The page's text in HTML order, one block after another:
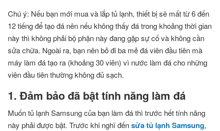
Chú ý: Nếu bạn mới mua và lắp tủ lạnh, thiết bị sẽ mất từ 6 đến
12 tiếng để tạo đá nên nếu không thấy đá trong khoảng thời gian
này thì không phải bộ phận này đang gặp sự cố và không cần
sửa chữa. Ngoài ra, bạn nên bỏ đi ba mẻ đá viên đầu tiên mà
máy làm đá tạo ra (khoảng 30 viên) vì nước làm đá cho những
viên đầu tiên thường không đủ sạch.
1. Đảm bảo đã bật tính năng làm đá
Muốn tủ lạnh Samsung của bạn làm đá thì trước hết tính năng
này phải được bật. Trước khi nghĩ đếnsửa tủ lạnh Samsung,